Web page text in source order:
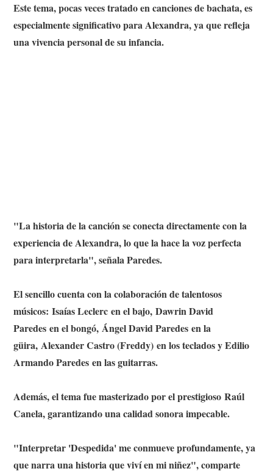
Este tema, pocas veces tratado en canciones de bachata, es
especialmente significativo para Alexandra, ya que refleja
una vivencia personal de su infancia.
"La historia de la canción se conecta directamente con la
experiencia de Alexandra, lo que la hace la voz perfecta
para interpretarla", señala Paredes.
El sencillo cuenta con la colaboración de talentosos
músicos: Isaías Leclerc en el bajo, Dawrin David
Paredes en el bongó, Ángel David Paredes en la
güira, Alexander Castro (Freddy) en los teclados y Edilio
Armando Paredes en las guitarras.
Además, el tema fue masterizado por el prestigioso Raúl
Canela, garantizando una calidad sonora impecable.
"Interpretar 'Despedida' me conmueve profundamente, ya
que narra una historia que viví en mi niñez", comparte